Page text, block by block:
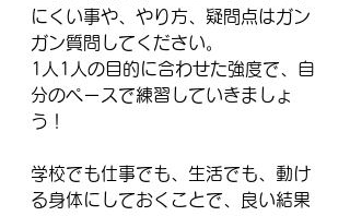
にくい事や、やり方、疑問点はガン
ガン質問してください。
1人1人の目的に合わせた強度で、自
分のペースで練習していきましょ
う！
学校でも仕事でも、生活でも、動け
る身体にしておくことで、良い結果